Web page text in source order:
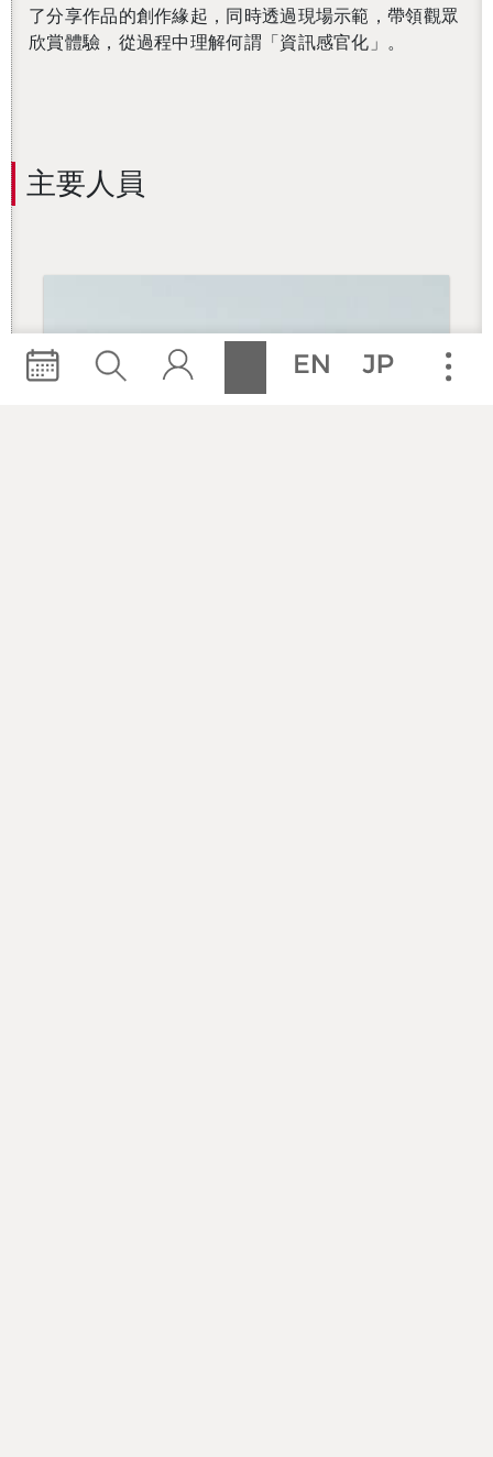
了分享作品的創作緣起，同時透過現場示範，帶領觀眾
欣賞體驗，從過程中理解何謂「資訊感官化」。
主要人員